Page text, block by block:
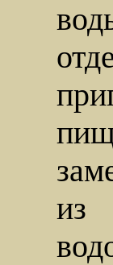
из